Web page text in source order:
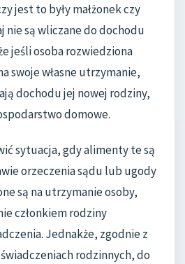
jest to były małżonek czy
nie są wliczane do dochodu
jeśli osoba rozwiedziona
swoje własne utrzymanie,
dochodu jej nowej rodziny,
domowe.
sytuacja, gdy alimenty te są
orzeczenia sądu lub ugody
są na utrzymanie osoby,
członkiem rodziny
Jednakże, zgodnie z
rodzinnych, do